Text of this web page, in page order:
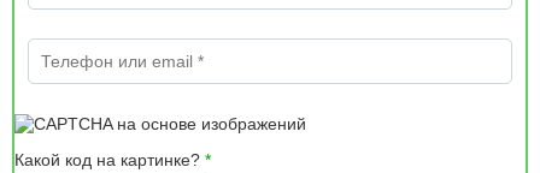
Телефон или email
Какой код на картинке?*